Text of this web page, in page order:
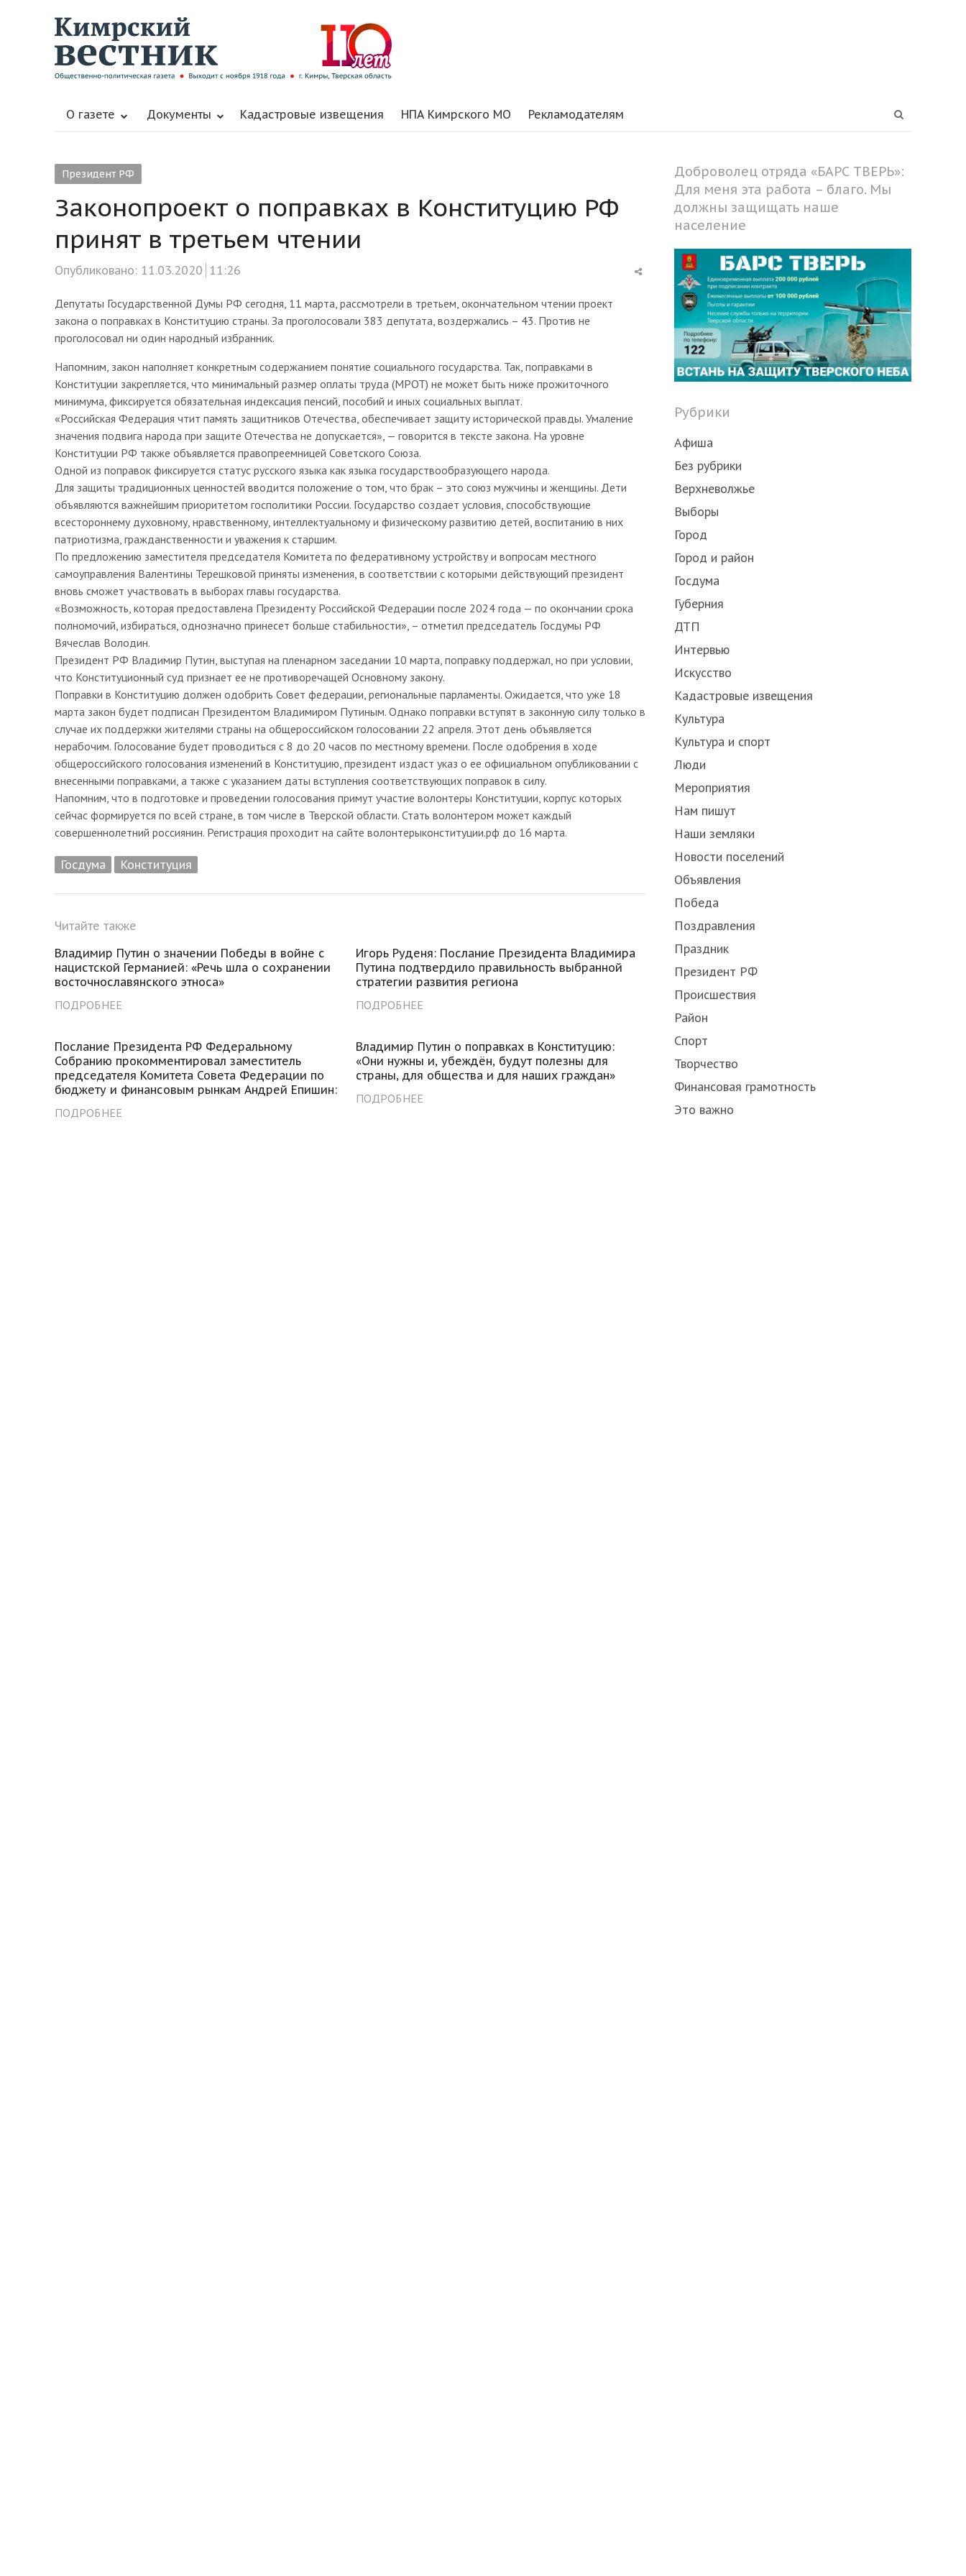
О газете Документы Кадастровые извещения НПА Кимрского МО Рекламодателям
Президент РФ
Законопроект о поправках в Конституцию РФ
принят в третьем чтении
Опубликовано: 11.03.2020 11:26
Share
Депутаты Государственной Думы РФ сегодня, 11 марта, рассмотрели в третьем, окончательном чтении проект
закона о поправках в Конституцию страны. За проголосовали 383 депутата, воздержались – 43. Против не
проголосовал ни один народный избранник.
Напомним, закон наполняет конкретным содержанием понятие социального государства. Так, поправками в
Конституции закрепляется, что минимальный размер оплаты труда (МРОТ) не может быть ниже прожиточного
минимума, фиксируется обязательная индексация пенсий, пособий и иных социальных выплат.
«Российская Федерация чтит память защитников Отечества, обеспечивает защиту исторической правды. Умаление
значения подвига народа при защите Отечества не допускается», — говорится в тексте закона. На уровне
Конституции РФ также объявляется правопреемницей Советского Союза.
Одной из поправок фиксируется статус русского языка как языка государствообразующего народа.
Для защиты традиционных ценностей вводится положение о том, что брак – это союз мужчины и женщины. Дети
объявляются важнейшим приоритетом госполитики России. Государство создает условия, способствующие
всестороннему духовному, нравственному, интеллектуальному и физическому развитию детей, воспитанию в них
патриотизма, гражданственности и уважения к старшим.
По предложению заместителя председателя Комитета по федеративному устройству и вопросам местного
самоуправления Валентины Терешковой приняты изменения, в соответствии с которыми действующий президент
вновь сможет участвовать в выборах главы государства.
«Возможность, которая предоставлена Президенту Российской Федерации после 2024 года — по окончании срока
полномочий, избираться, однозначно принесет больше стабильности», – отметил председатель Госдумы РФ
Вячеслав Володин.
Президент РФ Владимир Путин, выступая на пленарном заседании 10 марта, поправку поддержал, но при условии,
что Конституционный суд признает ее не противоречащей Основному закону.
Поправки в Конституцию должен одобрить Совет федерации, региональные парламенты. Ожидается, что уже 18
марта закон будет подписан Президентом Владимиром Путиным. Однако поправки вступят в законную силу только в
случае их поддержки жителями страны на общероссийском голосовании 22 апреля. Этот день объявляется
нерабочим. Голосование будет проводиться с 8 до 20 часов по местному времени. После одобрения в ходе
общероссийского голосования изменений в Конституцию, президент издаст указ о ее официальном опубликовании с
внесенными поправками, а также с указанием даты вступления соответствующих поправок в силу.
Напомним, что в подготовке и проведении голосования примут участие волонтеры Конституции, корпус которых
сейчас формируется по всей стране, в том числе в Тверской области. Стать волонтером может каждый
совершеннолетний россиянин. Регистрация проходит на сайте волонтерыконституции.рф до 16 марта.
Госдума Конституция
Читайте также
Владимир Путин о значении Победы в войне с
нацистской Германией: «Речь шла о сохранении
восточнославянского этноса»
ПОДРОБНЕЕ
Игорь Руденя: Послание Президента Владимира
Путина подтвердило правильность выбранной
стратегии развития региона
ПОДРОБНЕЕ
Послание Президента РФ Федеральному
Собранию прокомментировал заместитель
председателя Комитета Совета Федерации по
бюджету и финансовым рынкам Андрей Епишин:
ПОДРОБНЕЕ
Владимир Путин о поправках в Конституцию:
«Они нужны и, убеждён, будут полезны для
страны, для общества и для наших граждан»
ПОДРОБНЕЕ
Доброволец отряда «БАРС ТВЕРЬ»:
Для меня эта работа – благо. Мы
должны защищать наше
население
Рубрики
Афиша
Без рубрики
Верхневолжье
Выборы
Город
Город и район
Госдума
Губерния
ДТП
Интервью
Искусство
Кадастровые извещения
Культура
Культура и спорт
Люди
Мероприятия
Нам пишут
Наши земляки
Новости поселений
Объявления
Победа
Поздравления
Праздник
Президент РФ
Происшествия
Район
Спорт
Творчество
Финансовая грамотность
Это важно